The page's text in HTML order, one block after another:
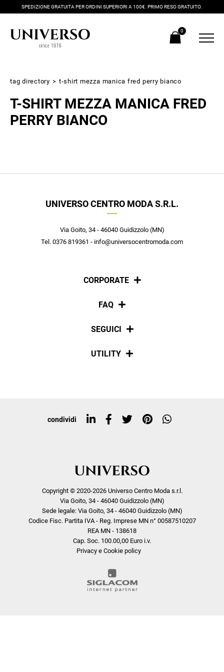
SPEDIZIONE GRATUITA PER ORDINI SUPERIORI A 100€. PRIMO RESO GRATUITO.
0
tag directory > t-shirt mezza manica fred perry bianco
T-SHIRT MEZZA MANICA FRED
PERRY BIANCO
UNIVERSO CENTRO MODA S.R.L.
Via Goito, 34 - 46040 Guidizzolo (MN)
Tel. 0376 819361 - info@universocentromoda.com
CORPORATE
Chi siamo
FAQ
Pagamenti
SEGUICI
Social
UTILITY
Top ricerche
condividi
Copyright © 2020-2026 Universo Centro Moda s.r.l.
Via Goito, 34 - 46040 Guidizzolo (MN)
Sede legale: Via Goito, 34 - 46040 Guidizzolo (MN)
Codice Fisc. Partita IVA - Reg. Imprese MN n° 00587510207
REA MN - 138618
Cap. Soc. 100.00,00 Euro i.v.
Privacy e Cookie policy
Iscriviti alla newsletter
nuovi arrivi utilizzabile anche in negozio!
Crea il tuo stile grazie ai consigli dei nostri personal shopper e
scopri in anteprima le offerte in esclusiva a te riservate.
ISCRIVITI